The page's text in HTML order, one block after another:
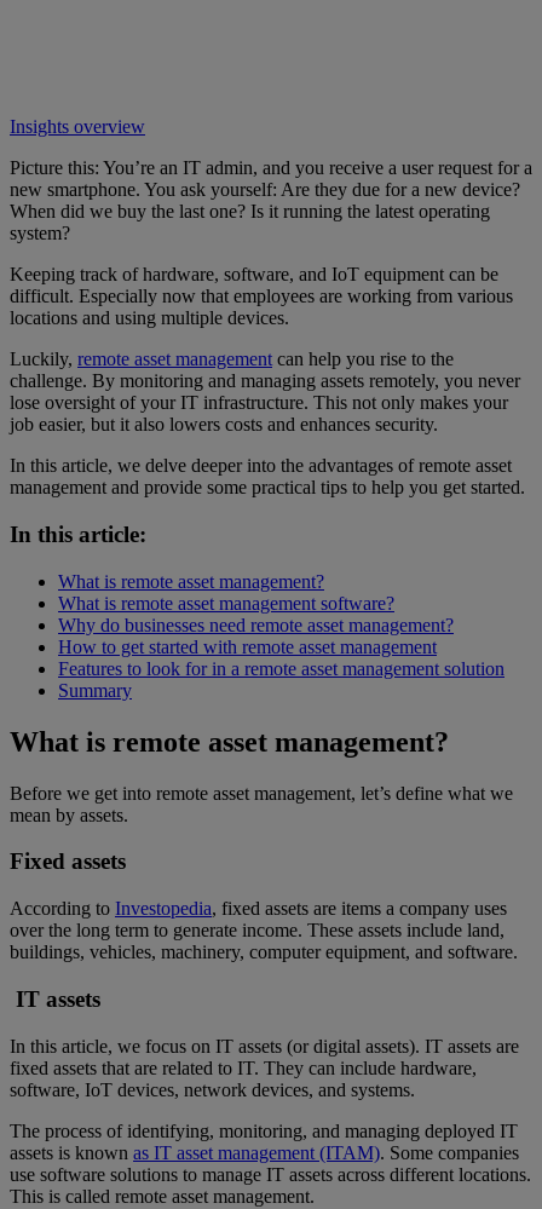
Insights overview
Picture this: You’re an IT admin, and you receive a user request for a
new smartphone. You ask yourself: Are they due for a new device?
When did we buy the last one? Is it running the latest operating
system?
Keeping track of hardware, software, and IoT equipment can be
difficult. Especially now that employees are working from various
locations and using multiple devices.
Luckily, remote asset managementcan help you rise to the
challenge. By monitoring and managing assets remotely, you never
lose oversight of your IT infrastructure. This not only makes your
job easier, but it also lowers costs and enhances security.
In this article, we delve deeper into the advantages of remote asset
management and provide some practical tips to help you get started.
In this article:
What is remote asset management?
What is remote asset management software?
Why do businesses need remote asset management?
How to get started with remote asset management
Features to look for in a remote asset management solution
Summary
What is remote asset management?
Before we get into remote asset management, let’s define what we
mean by assets.
Fixed assets
According to Investopedia, fixed assets are items a company uses
over the long term to generate income. These assets include land,
buildings, vehicles, machinery, computer equipment, and software.
IT assets
In this article, we focus on IT assets (or digital assets). IT assets are
fixed assets that are related to IT. They can include hardware,
software, IoT devices, network devices, and systems.
The process of identifying, monitoring, and managing deployed IT
assets is known as IT asset management (ITAM). Some companies
use software solutions to manage IT assets across different locations.
This is called remote asset management.